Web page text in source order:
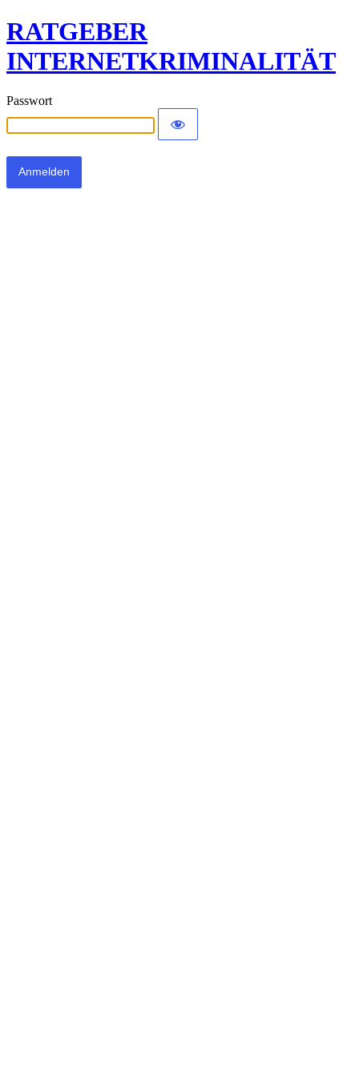
RATGEBER
INTERNETKRIMINALITÄT
Passwort